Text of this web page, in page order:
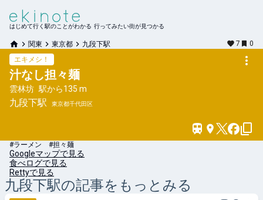
はじめて行く駅のことがわかる 行ってみたい街が見つかる
関東 東京都 九段下駅 7
0
エキメシ！
汁なし担々麺
雲林坊 駅から135 m
九段下駅 東京都千代田区
#ラーメン #担々麺
Googleマップで見る
食べログで見る
Rettyで見る
九段下駅の記事をもっとみる